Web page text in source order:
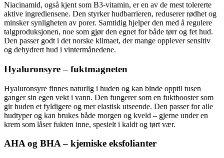
Niacinamid, også kjent som B3-vitamin, er en av de mest tolererte
aktive ingrediensene. Den styrker hudbarrieren, reduserer rødhet og
minsker synligheten av porer. Samtidig hjelper den med å regulere
talgproduksjonen, noe som gjør den egnet for både tørr og fet hud.
Den passer godt i det norske klimaet, der mange opplever sensitiv
og dehydrert hud i vintermånedene.
Hyaluronsyre – fuktmagneten
Hyaluronsyre finnes naturlig i huden og kan binde opptil tusen
ganger sin egen vekt i vann. Den fungerer som en fuktbooster som
gir huden et fyldigere og mer elastisk utseende. Den passer for alle
hudtyper og kan brukes både morgen og kveld – gjerne under en
krem som låser fukten inne, spesielt i kaldt og tørt vær.
AHA og BHA – kjemiske eksfolianter